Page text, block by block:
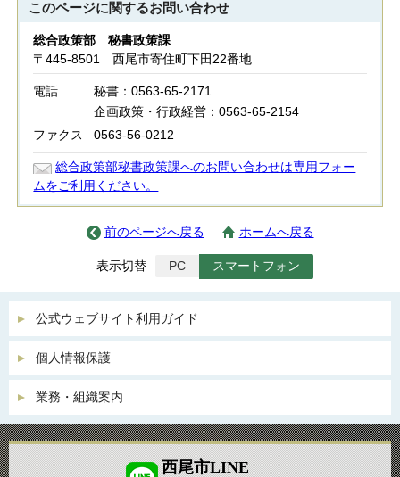
このページに関するお問い合わせ
総合政策部 秘書政策課
〒445-8501 西尾市寄住町下田22番地
電話
秘書：0563-65-2171
企画政策・行政経営：0563-65-2154
ファクス
0563-56-0212
総合政策部秘書政策課へのお問い合わせは専用フォー
ムをご利用ください。
前のページへ戻る ホームへ戻る
表示切替 PC スマートフォン
公式ウェブサイト利用ガイド
個人情報保護
業務・組織案内
西尾市LINE